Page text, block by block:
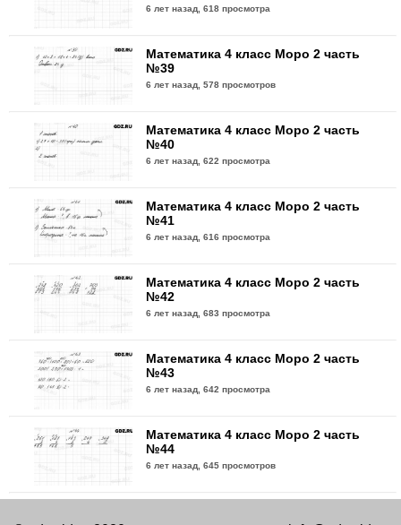
6 лет назад,618 просмотра
Математика 4 класс Моро 2 часть
№39
6 лет назад,578 просмотров
Математика 4 класс Моро 2 часть
№40
6 лет назад,622 просмотра
Математика 4 класс Моро 2 часть
№41
6 лет назад,616 просмотра
Математика 4 класс Моро 2 часть
№42
6 лет назад,683 просмотра
Математика 4 класс Моро 2 часть
№43
6 лет назад,642 просмотра
Математика 4 класс Моро 2 часть
№44
6 лет назад,645 просмотров